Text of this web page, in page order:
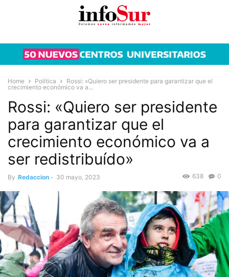
Home Política
Rossi: «Quiero ser presidente para garantizar que el
crecimiento económico va a...
Rossi: «Quiero ser presidente
para garantizar que el
crecimiento económico va a
ser redistribuído»
By Redaccion - 30 mayo, 2023 0
638